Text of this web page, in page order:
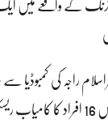
کے واقعے میں
راجہ کی کمبوڈیا